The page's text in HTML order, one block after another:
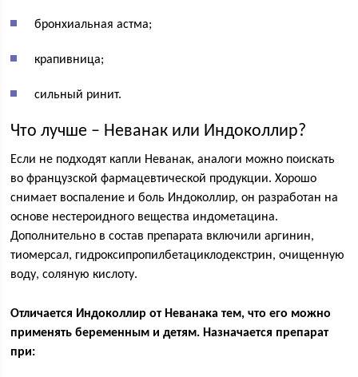
бронхиальная астма;
крапивница;
сильный ринит.
Что лучше – Неванак или Индоколлир?
Если не подходят капли Неванак, аналоги можно поискать
во французской фармацевтической продукции. Хорошо
снимает воспаление и боль Индоколлир, он разработан на
основе нестероидного вещества индометацина.
Дополнительно в состав препарата включили аргинин,
тиомерсал, гидроксипропилбетациклодекстрин, очищенную
воду, соляную кислоту.
Отличается Индоколлир от Неванака тем, что его можно
применять беременным и детям. Назначается препарат
при: